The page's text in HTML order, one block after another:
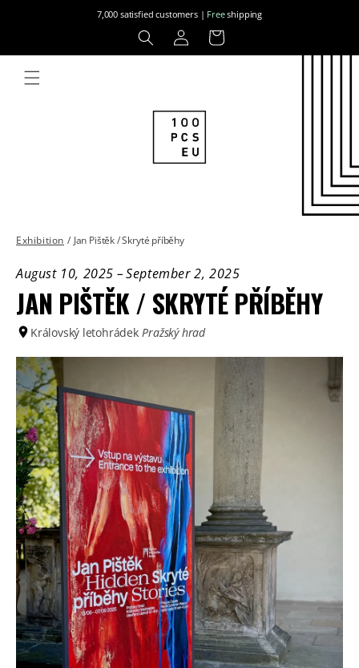
7,000 satisfied customers | Freeshipping
Log
in
Cart
Exhibition / Jan Pištěk / Skryté příběhy
August 10, 2025 –September 2, 2025
JAN PIŠTĚK / SKRYTÉ PŘÍBĚHY
Královský letohrádek Pražský hrad